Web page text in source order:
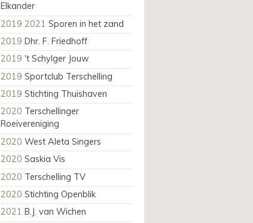
Elkander
2019 2021 Sporen in het zand
2019 Dhr. F. Friedhoff
2019 't Schylger Jouw
2019 Sportclub Terschelling
2019 Stichting Thuishaven
2020 Terschellinger
Roeivereniging
2020 West Aleta Singers
2020 Saskia Vis
2020 Terschelling TV
2020 Stichting Openblik
2021 B.J. van Wichen